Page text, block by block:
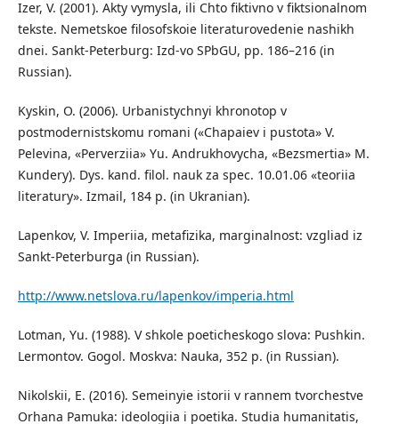
Izer, V. (2001). Akty vymysla, ili Chto fiktivno v fiktsionalnom
tekste. Nemetskoe filosofskoie literaturovedenie nashikh
dnei. Sankt-Peterburg: Izd-vo SPbGU, pp. 186–216 (in
Russian).
Kyskin, O. (2006). Urbanistychnyi khronotop v
postmodernistskomu romani («Chapaiev i pustota» V.
Pelevina, «Perverziia» Yu. Andrukhovycha, «Bezsmertia» M.
Kundery). Dys. kand. filol. nauk za spec. 10.01.06 «teoriia
literatury». Izmail, 184 p. (in Ukranian).
Lapenkov, V. Imperiia, metafizika, marginalnost: vzgliad iz
Sankt-Peterburga (in Russian).
http://www.netslova.ru/lapenkov/imperia.html
Lotman, Yu. (1988). V shkole poeticheskogo slova: Pushkin.
Lermontov. Gogol. Moskva: Nauka, 352 p. (in Russian).
Nikolskii, E. (2016). Semeinyie istorii v rannem tvorchestve
Orhana Pamuka: ideologiia i poetika. Studia humanitatis,